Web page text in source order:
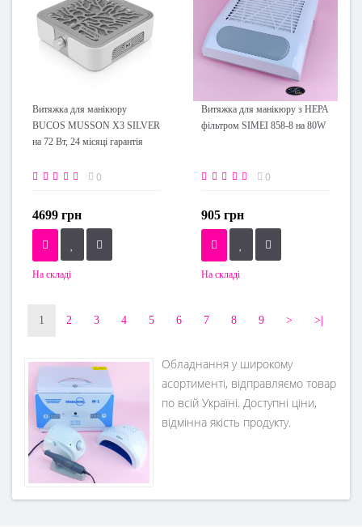
Витяжка для манікюру
BUCOS MUSSON X3 SILVER
на 72 Вт, 24 місяці гарантія
0
4699 грн
На складі
Витяжка для манікюру з НЕРА
фільтром SIMEI 858-8 на 80W
0
905 грн
На складі
1 2 3 4 5 6 7 8 9 > >|
Обладнання у широкому
асортименті, відправляємо товар
по всій Україні. Доступні ціни,
відмінна якість продукту.